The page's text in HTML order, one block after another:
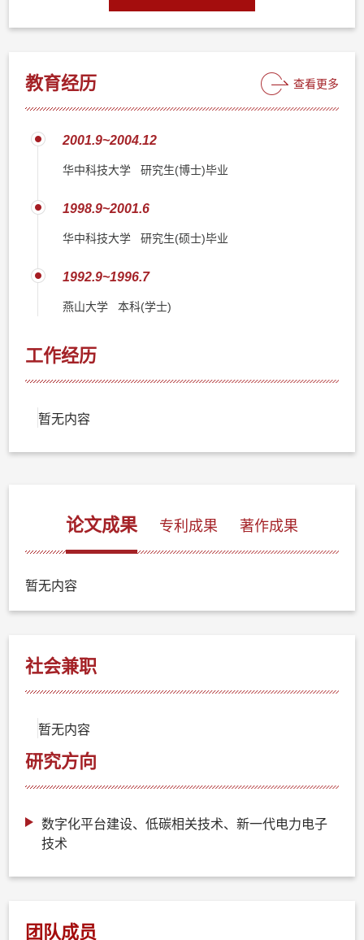
教育经历 查看更多
2001.9~2004.12
华中科技大学 研究生(博士)毕业
1998.9~2001.6
华中科技大学 研究生(硕士)毕业
1992.9~1996.7
燕山大学 本科(学士)
工作经历
暂无内容
论文成果 专利成果 著作成果
暂无内容
社会兼职
暂无内容
研究方向
数字化平台建设、低碳相关技术、新一代电力电子
技术
团队成员